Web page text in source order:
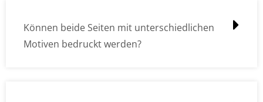
Können beide Seiten mit unterschiedlichen
Motiven bedruckt werden?